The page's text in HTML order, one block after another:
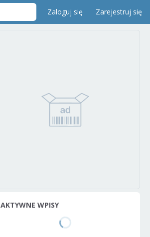
Zaloguj się Zarejestruj się
AKTYWNE WPISY